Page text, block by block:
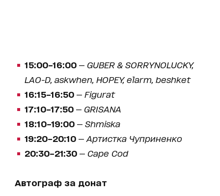
15:00–16:00 — GUBER & SORRYNOLUCKY,
LAO-D, askwhen, HOPEY, elarm, beshket
16:15–16:50 — Figurat
17:10–17:50 — GRISANA
18:10–19:00 — Shmiska
19:20–20:10 — Артистка Чуприненко
20:30–21:30 — Cape Cod
Автограф за донат